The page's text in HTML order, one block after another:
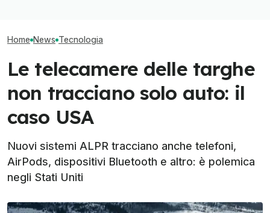
Home News Tecnologia
Le telecamere delle targhe
non tracciano solo auto: il
caso USA
Nuovi sistemi ALPR tracciano anche telefoni,
AirPods, dispositivi Bluetooth e altro: è polemica
negli Stati Uniti